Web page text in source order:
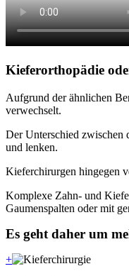
Kieferorthopädie
Aufgrund der ähnlichen
verwechselt.
Der Unterschied zwischen
und lenken.
Kieferchirurgen hingegen
Komplexe Zahn- und
Gaumenspalten oder mit
Es geht daher um
+